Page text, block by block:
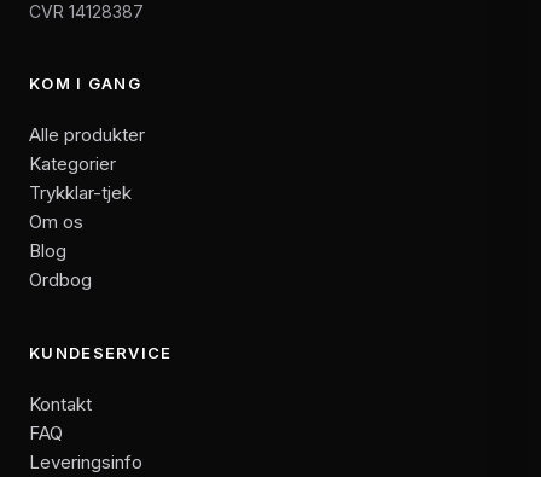
CVR 14128387
KOM I GANG
Alle produkter
Kategorier
Trykklar-tjek
Om os
Blog
Ordbog
KUNDESERVICE
Kontakt
FAQ
Leveringsinfo